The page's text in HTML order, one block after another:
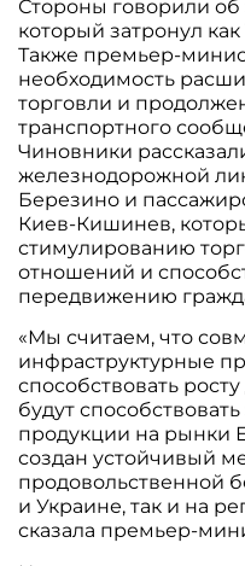
Стороны говорили об
который затронул
Также премьер-
необходимость
торговли и
транспортного
Чиновники
железнодорожной
Березино и
Киев-Кишинев,
стимулированию
отношений и
передвижению
«Мы считаем, что
инфраструктурные
способствовать
будут
продукции на рынки
создан устойчивый
продовольственной
и Украине, так и на
сказала премьер-